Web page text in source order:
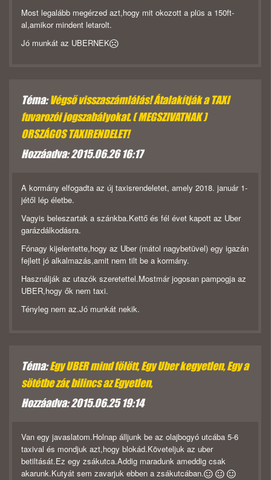
Most legalább megérzed azt,hogy mit okozott a plüs a 150ft-
al,amikor mindent letarolt.
Jó munkát az UBERNEK
Téma:Végső visszaszámlálás! Átalakítják a TAXI
fuvarozói jogszabályokat. ( MEGSZIVATNAK )
ORSZÁGOS TAXIRENDELET!
Hozzáadva: 2015.06.26 16:17
A kormány elfogadta az új taxisrendeletet, amely 2018. január 1-
jétől lép életbe.
Vagyis beleszartak a szánkba.Kettő és fél évet kapott az Uber
garázdálkodásra.
Fónagy kijelentette,hogy az Uber (mátol nagybetüvel) egy igazán
fejlett jó alkalmazás,amit nem tilt be a kormány.
Használják az utazók szeretettel.Mostmár jogosan pampogja az
UBER,hogy ők nem taxi.
Tényleg nem az.Jó munkát nekik.
Téma:Egy UBER mind fölött, Egy Uber kegyetlen, Egy a
sötétbe zár, bilincs az Egyetlen,
Hozzáadva: 2015.06.25 19:14
Van egy javaslatom.Holnap álljunk be az olajbogyó utcába 5-6
taxival és mondjuk azt,hogy blokád.Követeljuk az uber
betiltását.Ez egy zsákutca.Addig maradunk ameddig csak
akarunk.Kutyát sem zavarjuk ebben a zsákutcában.